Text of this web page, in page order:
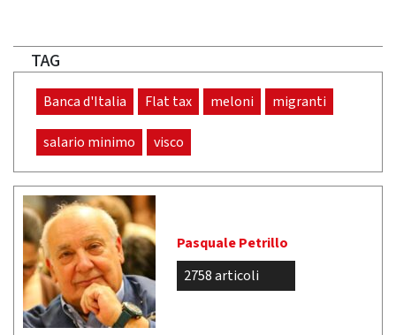
TAG
Banca d'Italia Flat tax meloni migranti
salario minimo visco
Pasquale Petrillo
2758 articoli